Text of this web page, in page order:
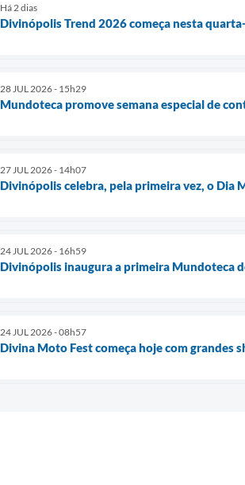
Há 2 dias
Divinópolis Trend 2026 começa nesta
28 JUL 2026 - 15h29
Mundoteca promove semana especial de
27 JUL 2026 - 14h07
Divinópolis celebra, pela primeira vez, o Dia
24 JUL 2026 - 16h59
Divinópolis inaugura a primeira Mundoteca
24 JUL 2026 - 08h57
Divina Moto Fest começa hoje com grandes